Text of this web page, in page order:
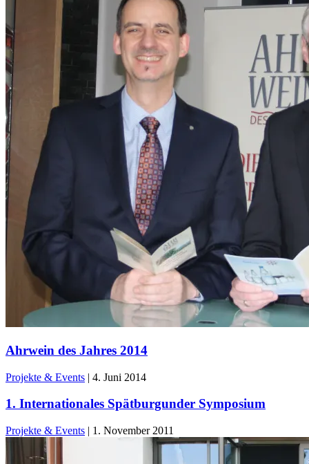
Ahrwein des Jahres 2014
Projekte & Events | 4. Juni 2014
1. Internationales Spätburgunder Symposium
Projekte & Events | 1. November 2011